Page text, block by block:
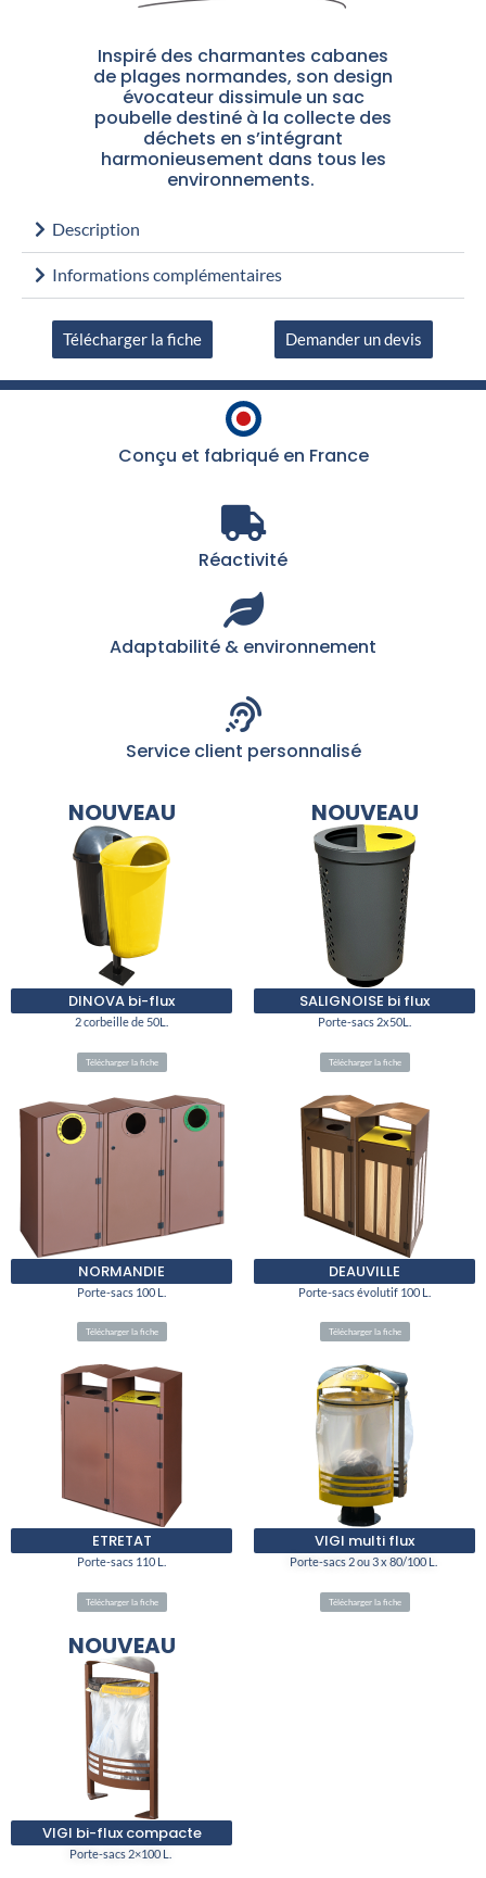
Inspiré des charmantes cabanes
de plages normandes, son design
évocateur dissimule un sac
poubelle destiné à la collecte des
déchets en s’intégrant
harmonieusement dans tous les
environnements.
Description
Informations complémentaires
Télécharger la fiche Demander un devis
Conçu et fabriqué en France
Réactivité
Adaptabilité & environnement
Service client personnalisé
NOUVEAU
DINOVA bi-flux
2 corbeille de 50L.
Télécharger la fiche
NOUVEAU
SALIGNOISE bi flux
Porte-sacs 2x50L.
Télécharger la fiche
NORMANDIE
Porte-sacs 100 L.
Télécharger la fiche
DEAUVILLE
Porte-sacs évolutif 100 L.
Télécharger la fiche
ETRETAT
Porte-sacs 110 L.
Télécharger la fiche
VIGI multi flux
Porte-sacs 2 ou 3 x 80/100 L.
Télécharger la fiche
NOUVEAU
VIGI bi-flux compacte
Porte-sacs 2×100 L.